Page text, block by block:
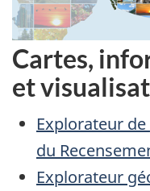
Cartes,
et
Explorateur
du
Explorateur